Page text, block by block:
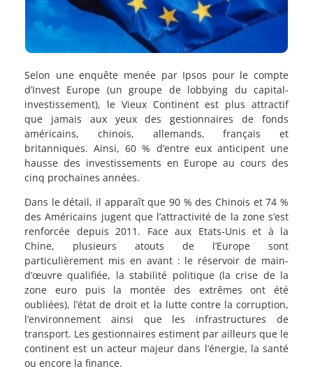
Selon une enquête menée par Ipsos pour le compte
d’Invest Europe (un groupe de lobbying du capital-
investissement), le Vieux Continent est plus attractif
que jamais aux yeux des gestionnaires de fonds
américains, chinois, allemands, français et
britanniques. Ainsi, 60 % d’entre eux anticipent une
hausse des investissements en Europe au cours des
cinq prochaines années.
Dans le détail, il apparaît que 90 % des Chinois et 74 %
des Américains jugent que l’attractivité de la zone s’est
renforcée depuis 2011. Face aux Etats-Unis et à la
Chine, plusieurs atouts de l’Europe sont
particulièrement mis en avant : le réservoir de main-
d’œuvre qualifiée, la stabilité politique (la crise de la
zone euro puis la montée des extrêmes ont été
oubliées), l’état de droit et la lutte contre la corruption,
l’environnement ainsi que les infrastructures de
transport. Les gestionnaires estiment par ailleurs que le
continent est un acteur majeur dans l’énergie, la santé
ou encore la finance.